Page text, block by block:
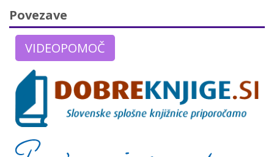
Povezave
VIDEOPOMOČ